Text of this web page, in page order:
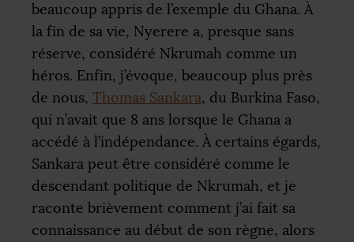
beaucoup appris de l’exemple du Ghana. À
la fin de sa vie, Nyerere a, presque sans
réserve, considéré Nkrumah comme un
héros. Enfin, j’évoque, beaucoup plus près
de nous, Thomas Sankara, du Burkina Faso,
qui n’avait que 8 ans lorsque le Ghana a
accédé à l’indépendance. À certains égards,
Sankara peut être considéré comme le
descendant politique de Nkrumah, et je
raconte brièvement comment j’ai fait sa
connaissance au début de son règne, alors